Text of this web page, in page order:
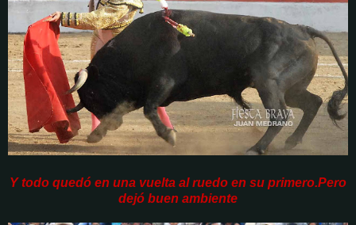
Y todo quedó en una vuelta al ruedo en su primero.Pero
dejó buen ambiente